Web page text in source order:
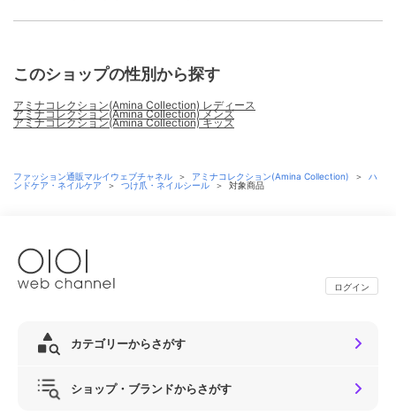
このショップの性別から探す
アミナコレクション(Amina Collection) レディース
アミナコレクション(Amina Collection) メンズ
アミナコレクション(Amina Collection) キッズ
ファッション通販マルイウェブチャネル ＞ アミナコレクション(Amina Collection) ＞
ハ
ンドケア・ネイルケア ＞ つけ爪・ネイルシール ＞ 対象商品
ログイン
カテゴリーからさがす
ショップ・ブランドからさがす